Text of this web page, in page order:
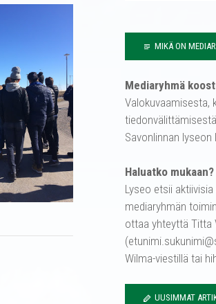
MIKÄ ON
Mediaryhmä
Valokuvaamisesta,
Savonlinnan
Haluatko mukaan?
Lyseo etsii
mediaryhmän
ottaa yhteyttä Titta
Wilma-viestillä tai
UUSIMMAT